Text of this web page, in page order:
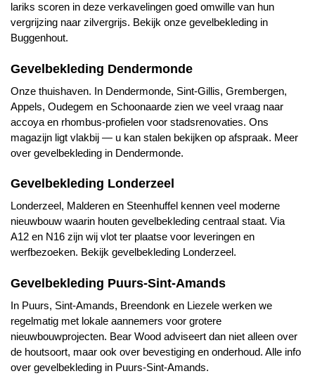
lariks scoren in deze verkavelingen goed omwille van hun
vergrijzing naar zilvergrijs. Bekijk onze gevelbekleding in
Buggenhout.
Gevelbekleding Dendermonde
Onze thuishaven. In Dendermonde, Sint-Gillis, Grembergen,
Appels, Oudegem en Schoonaarde zien we veel vraag naar
accoya en rhombus-profielen voor stadsrenovaties. Ons
magazijn ligt vlakbij — u kan stalen bekijken op afspraak. Meer
over gevelbekleding in Dendermonde.
Gevelbekleding Londerzeel
Londerzeel, Malderen en Steenhuffel kennen veel moderne
nieuwbouw waarin houten gevelbekleding centraal staat. Via
A12 en N16 zijn wij vlot ter plaatse voor leveringen en
werfbezoeken. Bekijk gevelbekleding Londerzeel.
Gevelbekleding Puurs-Sint-Amands
In Puurs, Sint-Amands, Breendonk en Liezele werken we
regelmatig met lokale aannemers voor grotere
nieuwbouwprojecten. Bear Wood adviseert dan niet alleen over
de houtsoort, maar ook over bevestiging en onderhoud. Alle info
over gevelbekleding in Puurs-Sint-Amands.